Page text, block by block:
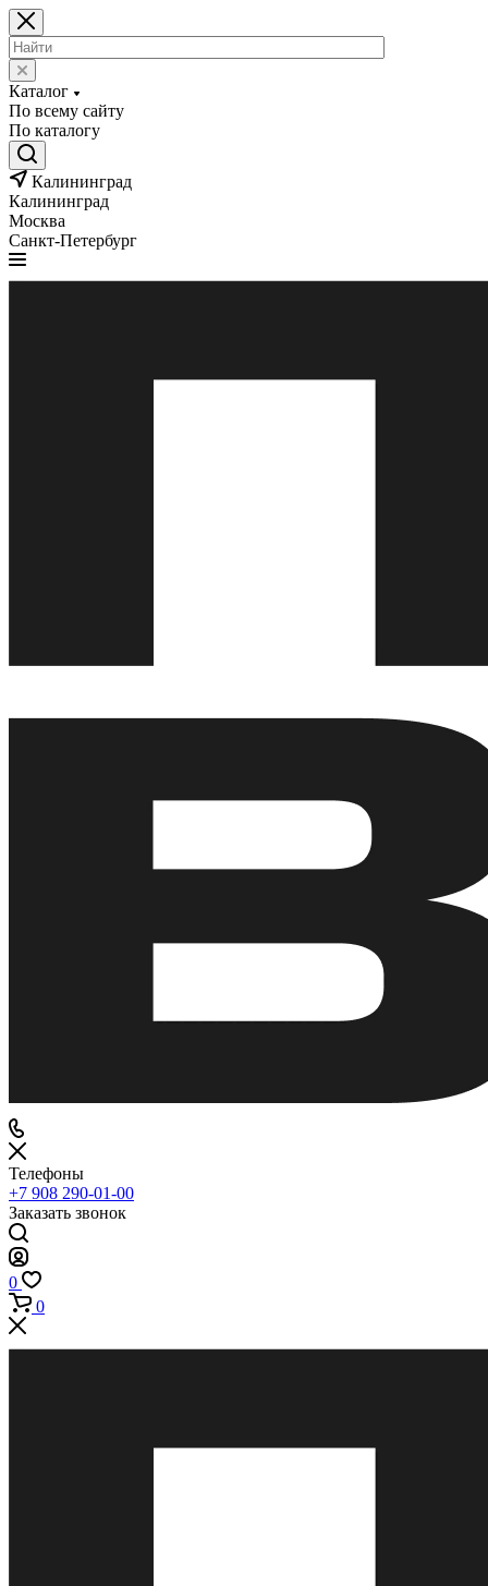
Каталог
По всему сайту
По каталогу
Калининград
Калининград
Москва
Санкт-Петербург
Телефоны
+7 908 290-01-00
Заказать звонок
0
0